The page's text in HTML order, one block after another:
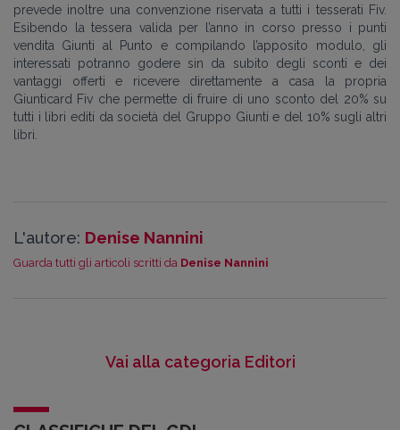
prevede inoltre una convenzione riservata a tutti i tesserati Fiv.
Esibendo la tessera valida per l’anno in corso presso i punti
vendita Giunti al Punto e compilando l’apposito modulo, gli
interessati potranno godere sin da subito degli sconti e dei
vantaggi offerti e ricevere direttamente a casa la propria
Giunticard Fiv che permette di fruire di uno sconto del 20% su
tutti i libri editi da società del Gruppo Giunti e del 10% sugli altri
libri.
L'autore: Denise Nannini
Guarda tutti gli articoli scritti da Denise Nannini
Vai alla categoria Editori